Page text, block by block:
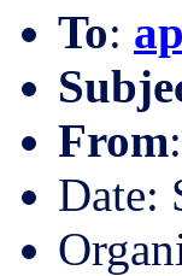
To:
From:
Date: